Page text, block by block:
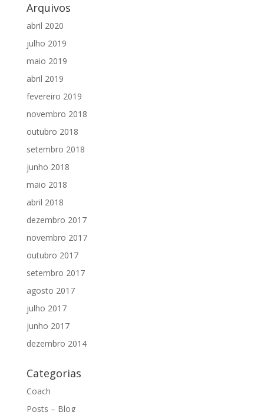
Arquivos
abril 2020
julho 2019
maio 2019
abril 2019
fevereiro 2019
novembro 2018
outubro 2018
setembro 2018
junho 2018
maio 2018
abril 2018
dezembro 2017
novembro 2017
outubro 2017
setembro 2017
agosto 2017
julho 2017
junho 2017
dezembro 2014
Categorias
Coach
Posts – Blog